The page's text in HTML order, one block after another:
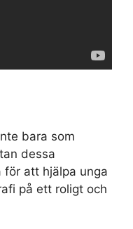
bara som
dessa
för att hjälpa unga
på ett roligt och